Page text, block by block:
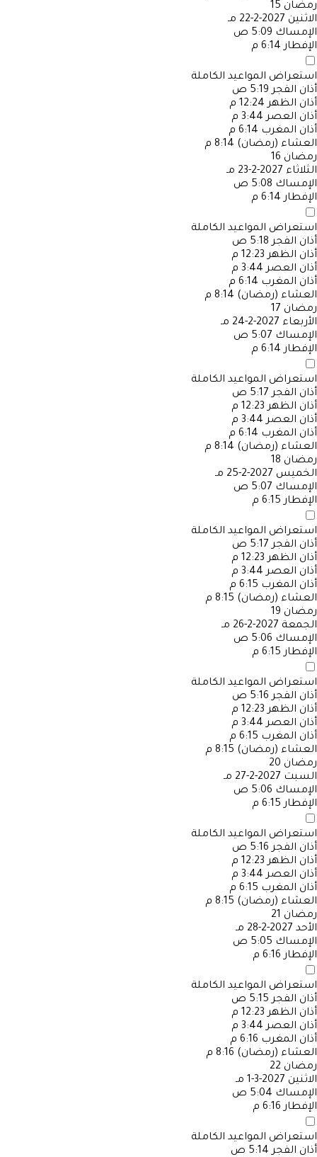
رمضان 15
الاثنين 2027-2-22 مـ
الإمساك 5:09 ص
الإفطار 6:14 م
استعراض المواعيد الكاملة
أذان الفجر 5:19 ص
أذان الظهر 12:24 م
أذان العصر 3:44 م
أذان المغرب 6:14 م
العشاء (رمضان) 8:14 م
رمضان 16
الثلاثاء 2027-2-23 مـ
الإمساك 5:08 ص
الإفطار 6:14 م
استعراض المواعيد الكاملة
أذان الفجر 5:18 ص
أذان الظهر 12:23 م
أذان العصر 3:44 م
أذان المغرب 6:14 م
العشاء (رمضان) 8:14 م
رمضان 17
الأربعاء 2027-2-24 مـ
الإمساك 5:07 ص
الإفطار 6:14 م
استعراض المواعيد الكاملة
أذان الفجر 5:17 ص
أذان الظهر 12:23 م
أذان العصر 3:44 م
أذان المغرب 6:14 م
العشاء (رمضان) 8:14 م
رمضان 18
الخميس 2027-2-25 مـ
الإمساك 5:07 ص
الإفطار 6:15 م
استعراض المواعيد الكاملة
أذان الفجر 5:17 ص
أذان الظهر 12:23 م
أذان العصر 3:44 م
أذان المغرب 6:15 م
العشاء (رمضان) 8:15 م
رمضان 19
الجمعة 2027-2-26 مـ
الإمساك 5:06 ص
الإفطار 6:15 م
استعراض المواعيد الكاملة
أذان الفجر 5:16 ص
أذان الظهر 12:23 م
أذان العصر 3:44 م
أذان المغرب 6:15 م
العشاء (رمضان) 8:15 م
رمضان 20
السبت 2027-2-27 مـ
الإمساك 5:06 ص
الإفطار 6:15 م
استعراض المواعيد الكاملة
أذان الفجر 5:16 ص
أذان الظهر 12:23 م
أذان العصر 3:44 م
أذان المغرب 6:15 م
العشاء (رمضان) 8:15 م
رمضان 21
الأحد 2027-2-28 مـ
الإمساك 5:05 ص
الإفطار 6:16 م
استعراض المواعيد الكاملة
أذان الفجر 5:15 ص
أذان الظهر 12:23 م
أذان العصر 3:44 م
أذان المغرب 6:16 م
العشاء (رمضان) 8:16 م
رمضان 22
الاثنين 2027-3-1 مـ
الإمساك 5:04 ص
الإفطار 6:16 م
استعراض المواعيد الكاملة
أذان الفجر 5:14 ص